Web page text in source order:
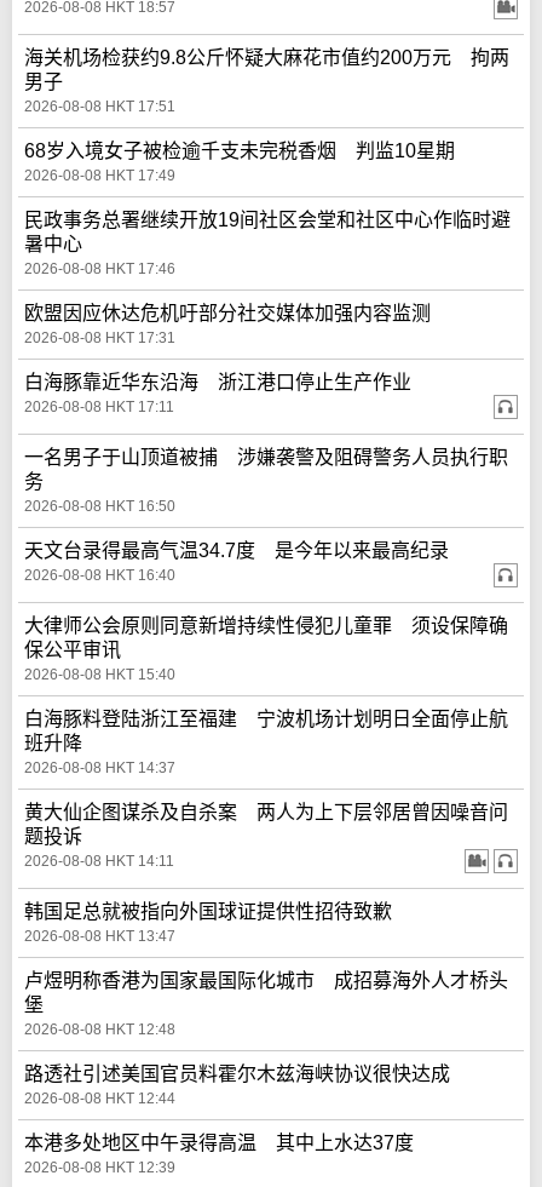
2026-08-08 HKT 18:57
海关机场检获约9.8公斤怀疑大麻花市值约200万元 拘两
男子
2026-08-08 HKT 17:51
68岁入境女子被检逾千支未完税香烟 判监10星期
2026-08-08 HKT 17:49
民政事务总署继续开放19间社区会堂和社区中心作临时避
暑中心
2026-08-08 HKT 17:46
欧盟因应休达危机吁部分社交媒体加强内容监测
2026-08-08 HKT 17:31
白海豚靠近华东沿海 浙江港口停止生产作业
2026-08-08 HKT 17:11
一名男子于山顶道被捕 涉嫌袭警及阻碍警务人员执行职
务
2026-08-08 HKT 16:50
天文台录得最高气温34.7度 是今年以来最高纪录
2026-08-08 HKT 16:40
大律师公会原则同意新增持续性侵犯儿童罪 须设保障确
保公平审讯
2026-08-08 HKT 15:40
白海豚料登陆浙江至福建 宁波机场计划明日全面停止航
班升降
2026-08-08 HKT 14:37
黄大仙企图谋杀及自杀案 两人为上下层邻居曾因噪音问
题投诉
2026-08-08 HKT 14:11
韩国足总就被指向外国球证提供性招待致歉
2026-08-08 HKT 13:47
卢煜明称香港为国家最国际化城市 成招募海外人才桥头
堡
2026-08-08 HKT 12:48
路透社引述美国官员料霍尔木兹海峡协议很快达成
2026-08-08 HKT 12:44
本港多处地区中午录得高温 其中上水达37度
2026-08-08 HKT 12:39